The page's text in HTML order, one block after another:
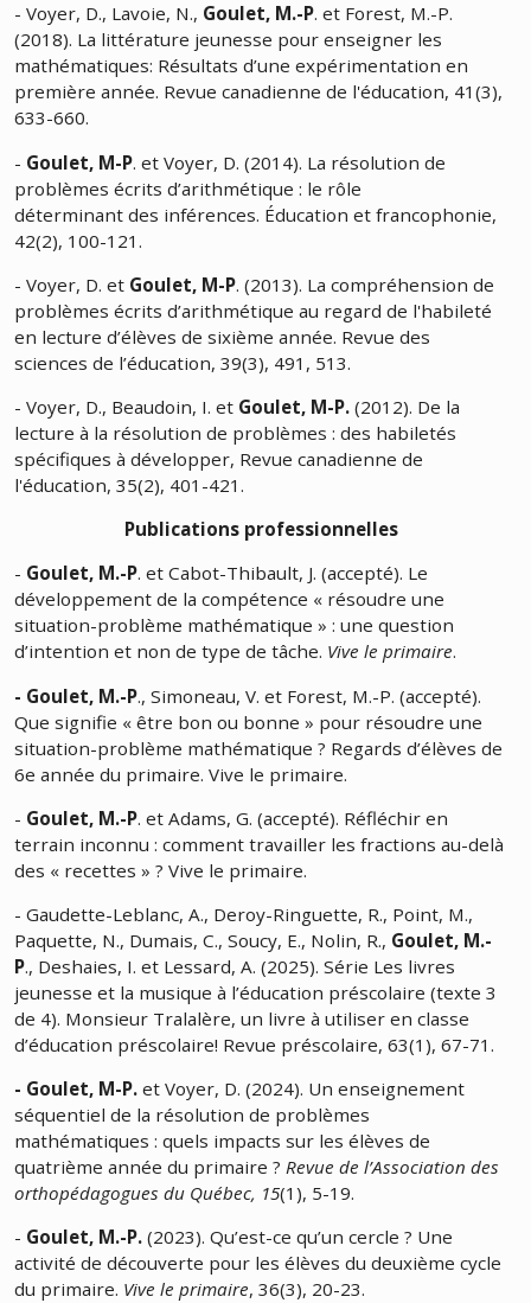
- Voyer, D., Lavoie, N., Goulet, M.-P. et Forest, M.-P.
(2018). La littérature jeunesse pour enseigner les
mathématiques: Résultats d’une expérimentation en
première année. Revue canadienne de l'éducation, 41(3),
633-660.
- Goulet, M-P. et Voyer, D. (2014). La résolution de
problèmes écrits d’arithmétique : le rôle
déterminant des inférences. Éducation et francophonie,
42(2), 100-121.
- Voyer, D. et Goulet, M-P. (2013). La compréhension de
problèmes écrits d’arithmétique au regard de l'habileté
en lecture d’élèves de sixième année. Revue des
sciences de l’éducation, 39(3), 491, 513.
- Voyer, D., Beaudoin, I. et Goulet, M-P. (2012). De la
lecture à la résolution de problèmes : des habiletés
spécifiques à développer, Revue canadienne de
l'éducation, 35(2), 401-421.
Publications professionnelles
- Goulet, M.-P. et Cabot-Thibault, J. (accepté). Le
développement de la compétence « résoudre une
situation-problème mathématique » : une question
d’intention et non de type de tâche. Vive le primaire.
- Goulet, M.-P., Simoneau, V. et Forest, M.-P. (accepté).
Que signifie « être bon ou bonne » pour résoudre une
situation-problème mathématique ? Regards d’élèves de
6e année du primaire. Vive le primaire.
- Goulet, M.-P. et Adams, G. (accepté). Réfléchir en
terrain inconnu : comment travailler les fractions au-delà
des « recettes » ? Vive le primaire.
- Gaudette-Leblanc, A., Deroy-Ringuette, R., Point, M.,
Paquette, N., Dumais, C., Soucy, E., Nolin, R., Goulet, M.-
P., Deshaies, I. et Lessard, A. (2025). Série Les livres
jeunesse et la musique à l’éducation préscolaire (texte 3
de 4). Monsieur Tralalère, un livre à utiliser en classe
d’éducation préscolaire! Revue préscolaire, 63(1), 67-71.
- Goulet, M-P. et Voyer, D. (2024). Un enseignement
séquentiel de la résolution de problèmes
mathématiques : quels impacts sur les élèves de
quatrième année du primaire ? Revue de l’Association des
orthopédagogues du Québec, 15(1), 5-19.
- Goulet, M.-P. (2023). Qu’est-ce qu’un cercle ? Une
activité de découverte pour les élèves du deuxième cycle
du primaire. Vive le primaire, 36(3), 20-23.